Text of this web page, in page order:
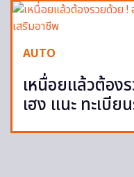
AUTO
เหนื่อยแล้วต้อง
เฮง แนะ ทะเบีย